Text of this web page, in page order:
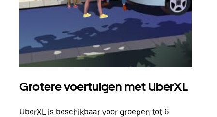
Grotere voertuigen met UberXL
UberXL is beschikbaar voor groepen tot 6